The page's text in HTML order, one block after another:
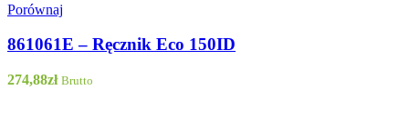
Porównaj
861061E – Ręcznik Eco 150ID
274,88zł Brutto